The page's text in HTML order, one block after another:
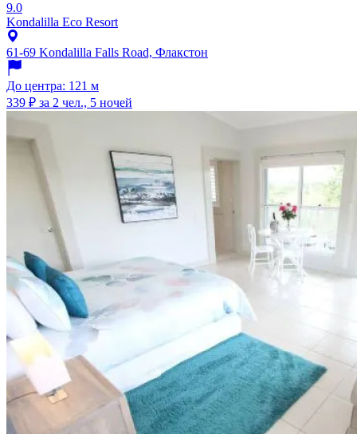
9.0
Kondalilla Eco Resort
61-69 Kondalilla Falls Road, Флакстон
До центра: 121 м
339 ₽ за 2 чел., 5 ночей